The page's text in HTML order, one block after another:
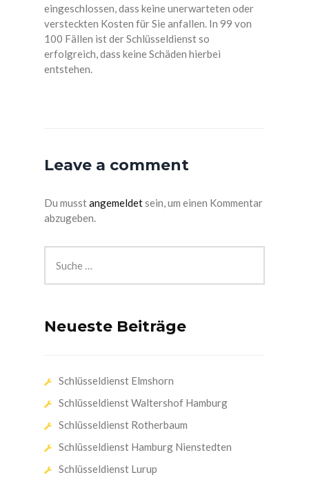
eingeschlossen, dass keine unerwarteten oder
versteckten Kosten für Sie anfallen. In 99 von
100 Fällen ist der Schlüsseldienst so
erfolgreich, dass keine Schäden hierbei
entstehen.
Leave a comment
Du musstangemeldetsein, um einen Kommentar
abzugeben.
Neueste Beiträge
Schlüsseldienst Elmshorn
Schlüsseldienst Waltershof Hamburg
Schlüsseldienst Rotherbaum
Schlüsseldienst Hamburg Nienstedten
Schlüsseldienst Lurup